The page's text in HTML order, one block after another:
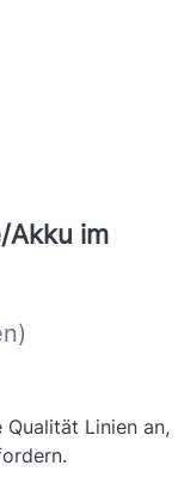
Akku im
Qualität Linien an,